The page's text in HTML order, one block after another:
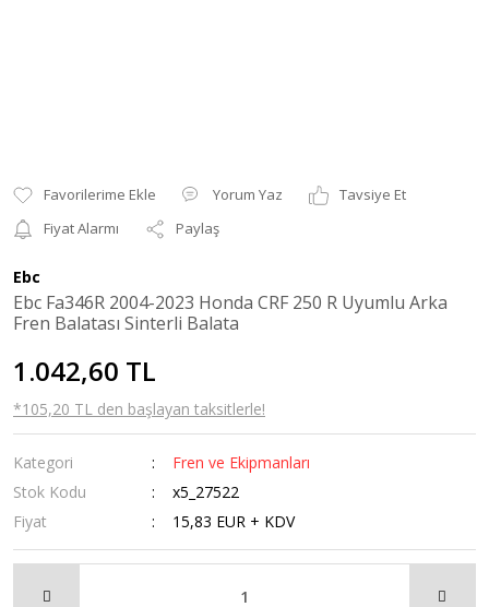
Yorum Yaz
Tavsiye Et
Fiyat Alarmı
Paylaş
Ebc
Ebc Fa346R 2004-2023 Honda CRF 250 R Uyumlu Arka
Fren Balatası Sinterli Balata
1.042,60 TL
*105,20 TL den başlayan taksitlerle!
Kategori
Fren ve Ekipmanları
Stok Kodu
x5_27522
Fiyat
15,83 EUR + KDV